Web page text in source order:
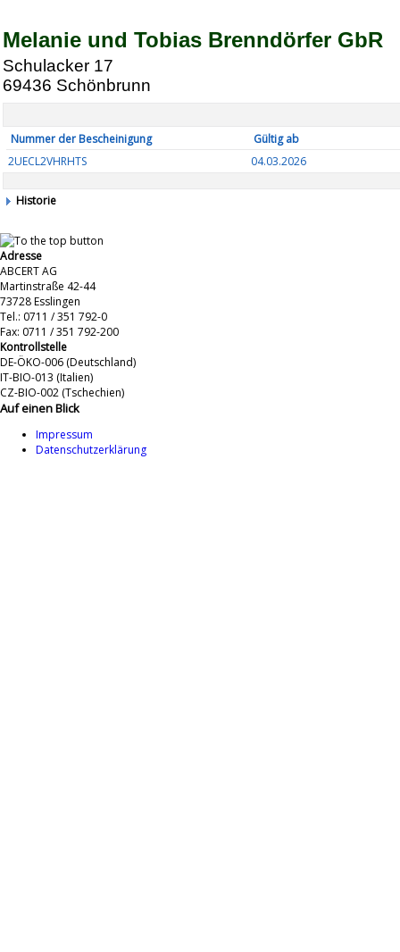
Melanie und Tobias Brenndörfer GbR
Schulacker 17
69436 Schönbrunn
Nummer der Bescheinigung
Gültig ab
2UECL2VHRHTS
04.03.2026
Historie
Adresse
ABCERT AG
Martinstraße 42-44
73728 Esslingen
Tel.: 0711 / 351 792-0
Fax: 0711 / 351 792-200
Kontrollstelle
DE-ÖKO-006 (Deutschland)
IT-BIO-013 (Italien)
CZ-BIO-002 (Tschechien)
Auf einen Blick
Impressum
Datenschutzerklärung